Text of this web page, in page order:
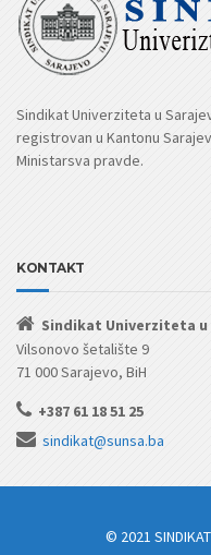
Sindikat Univerziteta u
registrovan u Kantonu
Ministarsva pravde.
KONTAKT
Sindikat Univerziteta u
Vilsonovo šetalište 9
71 000 Sarajevo, BiH
+387 61 18 51 25
sindikat@sunsa.ba
© 2021 SINDIKAT